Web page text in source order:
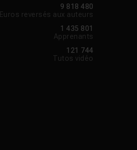
9 818 480
Euros reversés aux auteurs
1 435 801
Apprenants
121 744
Tutos vidéo